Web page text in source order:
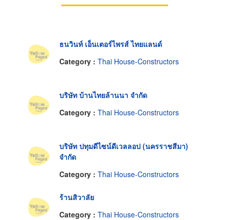
ธนวินท์ เอ็นเตอร์ไพรส์ ไทยแลนด์
Category : Thai House-Constructors
บริษัท บ้านไทยล้านนา จำกัด
Category : Thai House-Constructors
บริษัท ปทุมดีไซน์ดีเวลลอป (นครราชสีมา)
จำกัด
Category : Thai House-Constructors
ร้านสิวาลัย
Category : Thai House-Constructors